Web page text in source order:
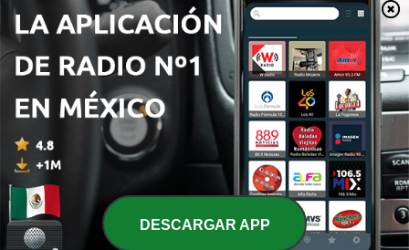
Predicaciones Cristianas
EL AMOR QUE VALE on
Oneplace.com
DESCARGAR APP